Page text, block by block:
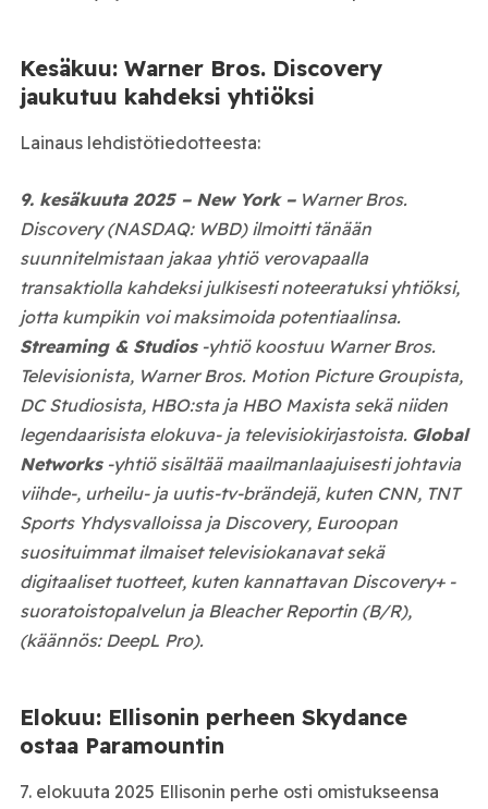
Kesäkuu: Warner Bros. Discovery
jaukutuu kahdeksi yhtiöksi
Lainaus lehdistötiedotteesta:
9. kesäkuuta 2025 – New York –Warner Bros.
Discovery (NASDAQ: WBD) ilmoitti tänään
suunnitelmistaan jakaa yhtiö verovapaalla
transaktiolla kahdeksi julkisesti noteeratuksi yhtiöksi,
jotta kumpikin voi maksimoida potentiaalinsa.
Streaming & Studios-yhtiö koostuu Warner Bros.
Televisionista, Warner Bros. Motion Picture Groupista,
DC Studiosista, HBO:sta ja HBO Maxista sekä niiden
legendaarisista elokuva- ja televisiokirjastoista. Global
Networks-yhtiö sisältää maailmanlaajuisesti johtavia
viihde-, urheilu- ja uutis-tv-brändejä, kuten CNN, TNT
Sports Yhdysvalloissa ja Discovery, Euroopan
suosituimmat ilmaiset televisiokanavat sekä
digitaaliset tuotteet, kuten kannattavan Discovery+ -
suoratoistopalvelun ja Bleacher Reportin (B/R),
(käännös: DeepL Pro).
Elokuu: Ellisonin perheen Skydance
ostaa Paramountin
7. elokuuta 2025 Ellisonin perhe osti omistukseensa